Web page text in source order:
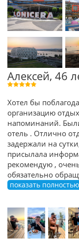
Алексей, 46
Хотел бы
организацию
напоминаний.
отель . Отлично
задержали на
присылала
рекомендую ,
обязательно
показать полностью